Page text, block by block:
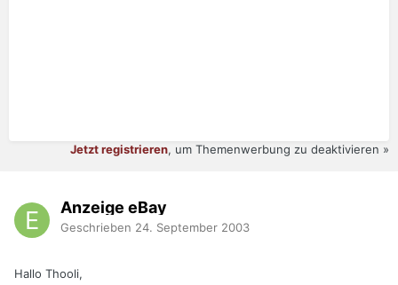
Jetzt registrieren, um Themenwerbung zu deaktivieren »
Anzeige eBay
Geschrieben 24. September 2003
Hallo Thooli,